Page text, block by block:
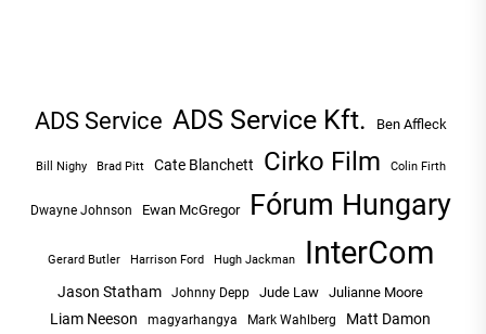
ADS Service ADS Service Kft. Ben Affleck
Bill Nighy Brad Pitt Cate Blanchett Cirko Film Colin Firth
Dwayne Johnson Ewan McGregor Fórum Hungary
Gerard Butler Harrison Ford Hugh Jackman InterCom
Jason Statham Johnny Depp Jude Law Julianne Moore
Liam Neeson magyarhangya Mark Wahlberg Matt Damon